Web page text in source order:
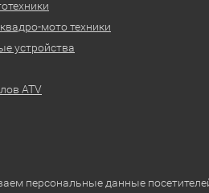
мото техники
устройства
ATV
персональные данные